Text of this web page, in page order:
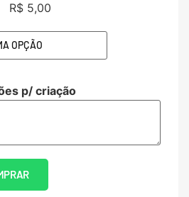
R$5,00
p/ criação